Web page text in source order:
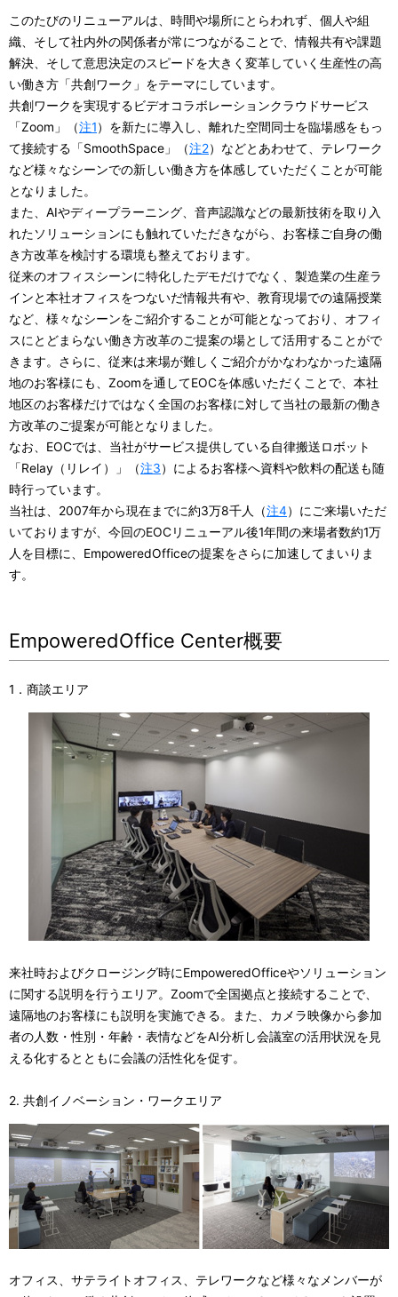
このたびのリニューアルは、時間や場所にとらわれず、個人や組
織、そして社内外の関係者が常につながることで、情報共有や課題
解決、そして意思決定のスピードを大きく変革していく生産性の高
い働き方「共創ワーク」をテーマにしています。
共創ワークを実現するビデオコラボレーションクラウドサービス
「Zoom」（注1）を新たに導入し、離れた空間同士を臨場感をもっ
て接続する「SmoothSpace」（注2）などとあわせて、テレワーク
など様々なシーンでの新しい働き方を体感していただくことが可能
となりました。
また、AIやディープラーニング、音声認識などの最新技術を取り入
れたソリューションにも触れていただきながら、お客様ご自身の働
き方改革を検討する環境も整えております。
従来のオフィスシーンに特化したデモだけでなく、製造業の生産ラ
インと本社オフィスをつないだ情報共有や、教育現場での遠隔授業
など、様々なシーンをご紹介することが可能となっており、オフィ
スにとどまらない働き方改革のご提案の場として活用することがで
きます。さらに、従来は来場が難しくご紹介がかなわなかった遠隔
地のお客様にも、Zoomを通してEOCを体感いただくことで、本社
地区のお客様だけではなく全国のお客様に対して当社の最新の働き
方改革のご提案が可能となりました。
なお、EOCでは、当社がサービス提供している自律搬送ロボット
「Relay（リレイ）」（注3）によるお客様へ資料や飲料の配送も随
時行っています。
当社は、2007年から現在までに約3万8千人（注4）にご来場いただ
いておりますが、今回のEOCリニューアル後1年間の来場者数約1万
人を目標に、EmpoweredOfficeの提案をさらに加速してまいりま
す。
EmpoweredOffice Center概要
1．商談エリア
来社時およびクロージング時にEmpoweredOfficeやソリューション
に関する説明を行うエリア。Zoomで全国拠点と接続することで、
遠隔地のお客様にも説明を実施できる。また、カメラ映像から参加
者の人数・性別・年齢・表情などをAI分析し会議室の活用状況を見
える化するとともに会議の活性化を促す。
2. 共創イノベーション・ワークエリア
オフィス、サテライトオフィス、テレワークなど様々なメンバーが